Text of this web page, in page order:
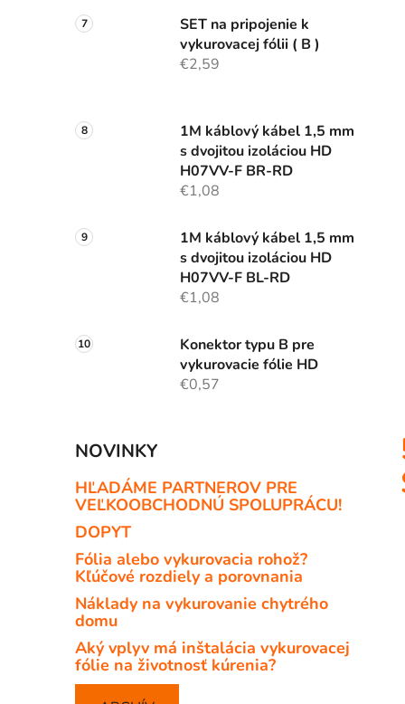
SET na pripojenie k
vykurovacej fólii ( B )
€2,59
1M káblový kábel 1,5 mm
s dvojitou izoláciou HD
H07VV-F BR-RD
€1,08
1M káblový kábel 1,5 mm
s dvojitou izoláciou HD
H07VV-F BL-RD
€1,08
Konektor typu B pre
vykurovacie fólie HD
€0,57
NOVINKY
HĽADÁME PARTNEROV PRE
VEĽKOOBCHODNÚ SPOLUPRÁCU!
DOPYT
Fólia alebo vykurovacia rohož?
Kľúčové rozdiely a porovnania
Náklady na vykurovanie chytrého
domu
Aký vplyv má inštalácia vykurovacej
fólie na životnosť kúrenia?